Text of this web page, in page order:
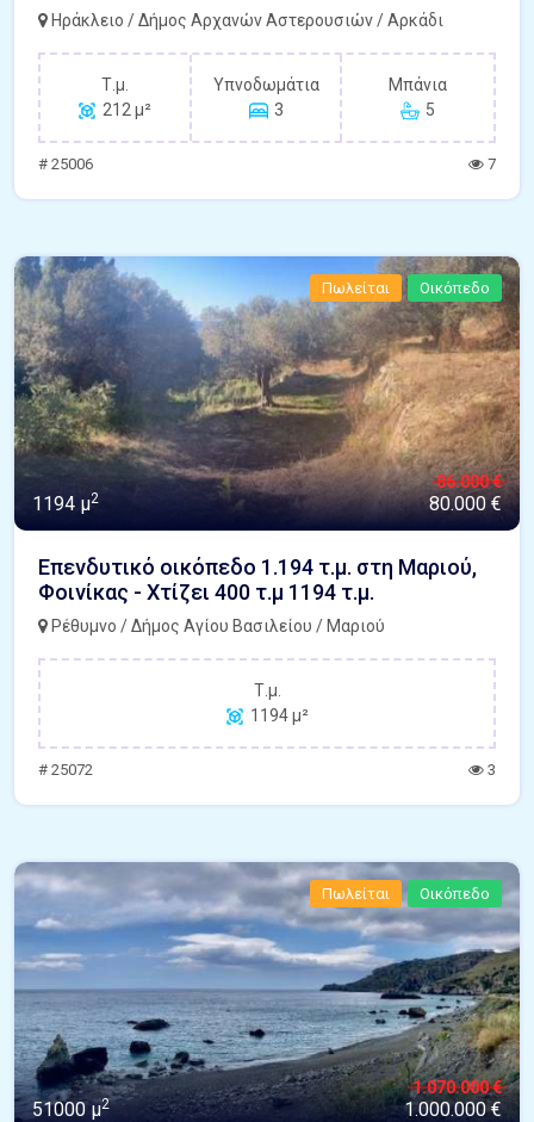
Ηράκλειο / Δήμος Αρχανών Αστερουσιών / Αρκάδι
Τ.μ.
212 μ²
Υπνοδωμάτια
3
Μπάνια
5
# 25006 7
Πωλείται Οικόπεδο
1194 μ2
86.000 €
80.000 €
Επενδυτικό οικόπεδο 1.194 τ.μ. στη Μαριού,
Φοινίκας - Χτίζει 400 τ.μ 1194 τ.μ.
Ρέθυμνο / Δήμος Αγίου Βασιλείου / Μαριού
Τ.μ.
1194 μ²
# 25072 3
Πωλείται Οικόπεδο
51000 μ2
1.070.000 €
1.000.000 €